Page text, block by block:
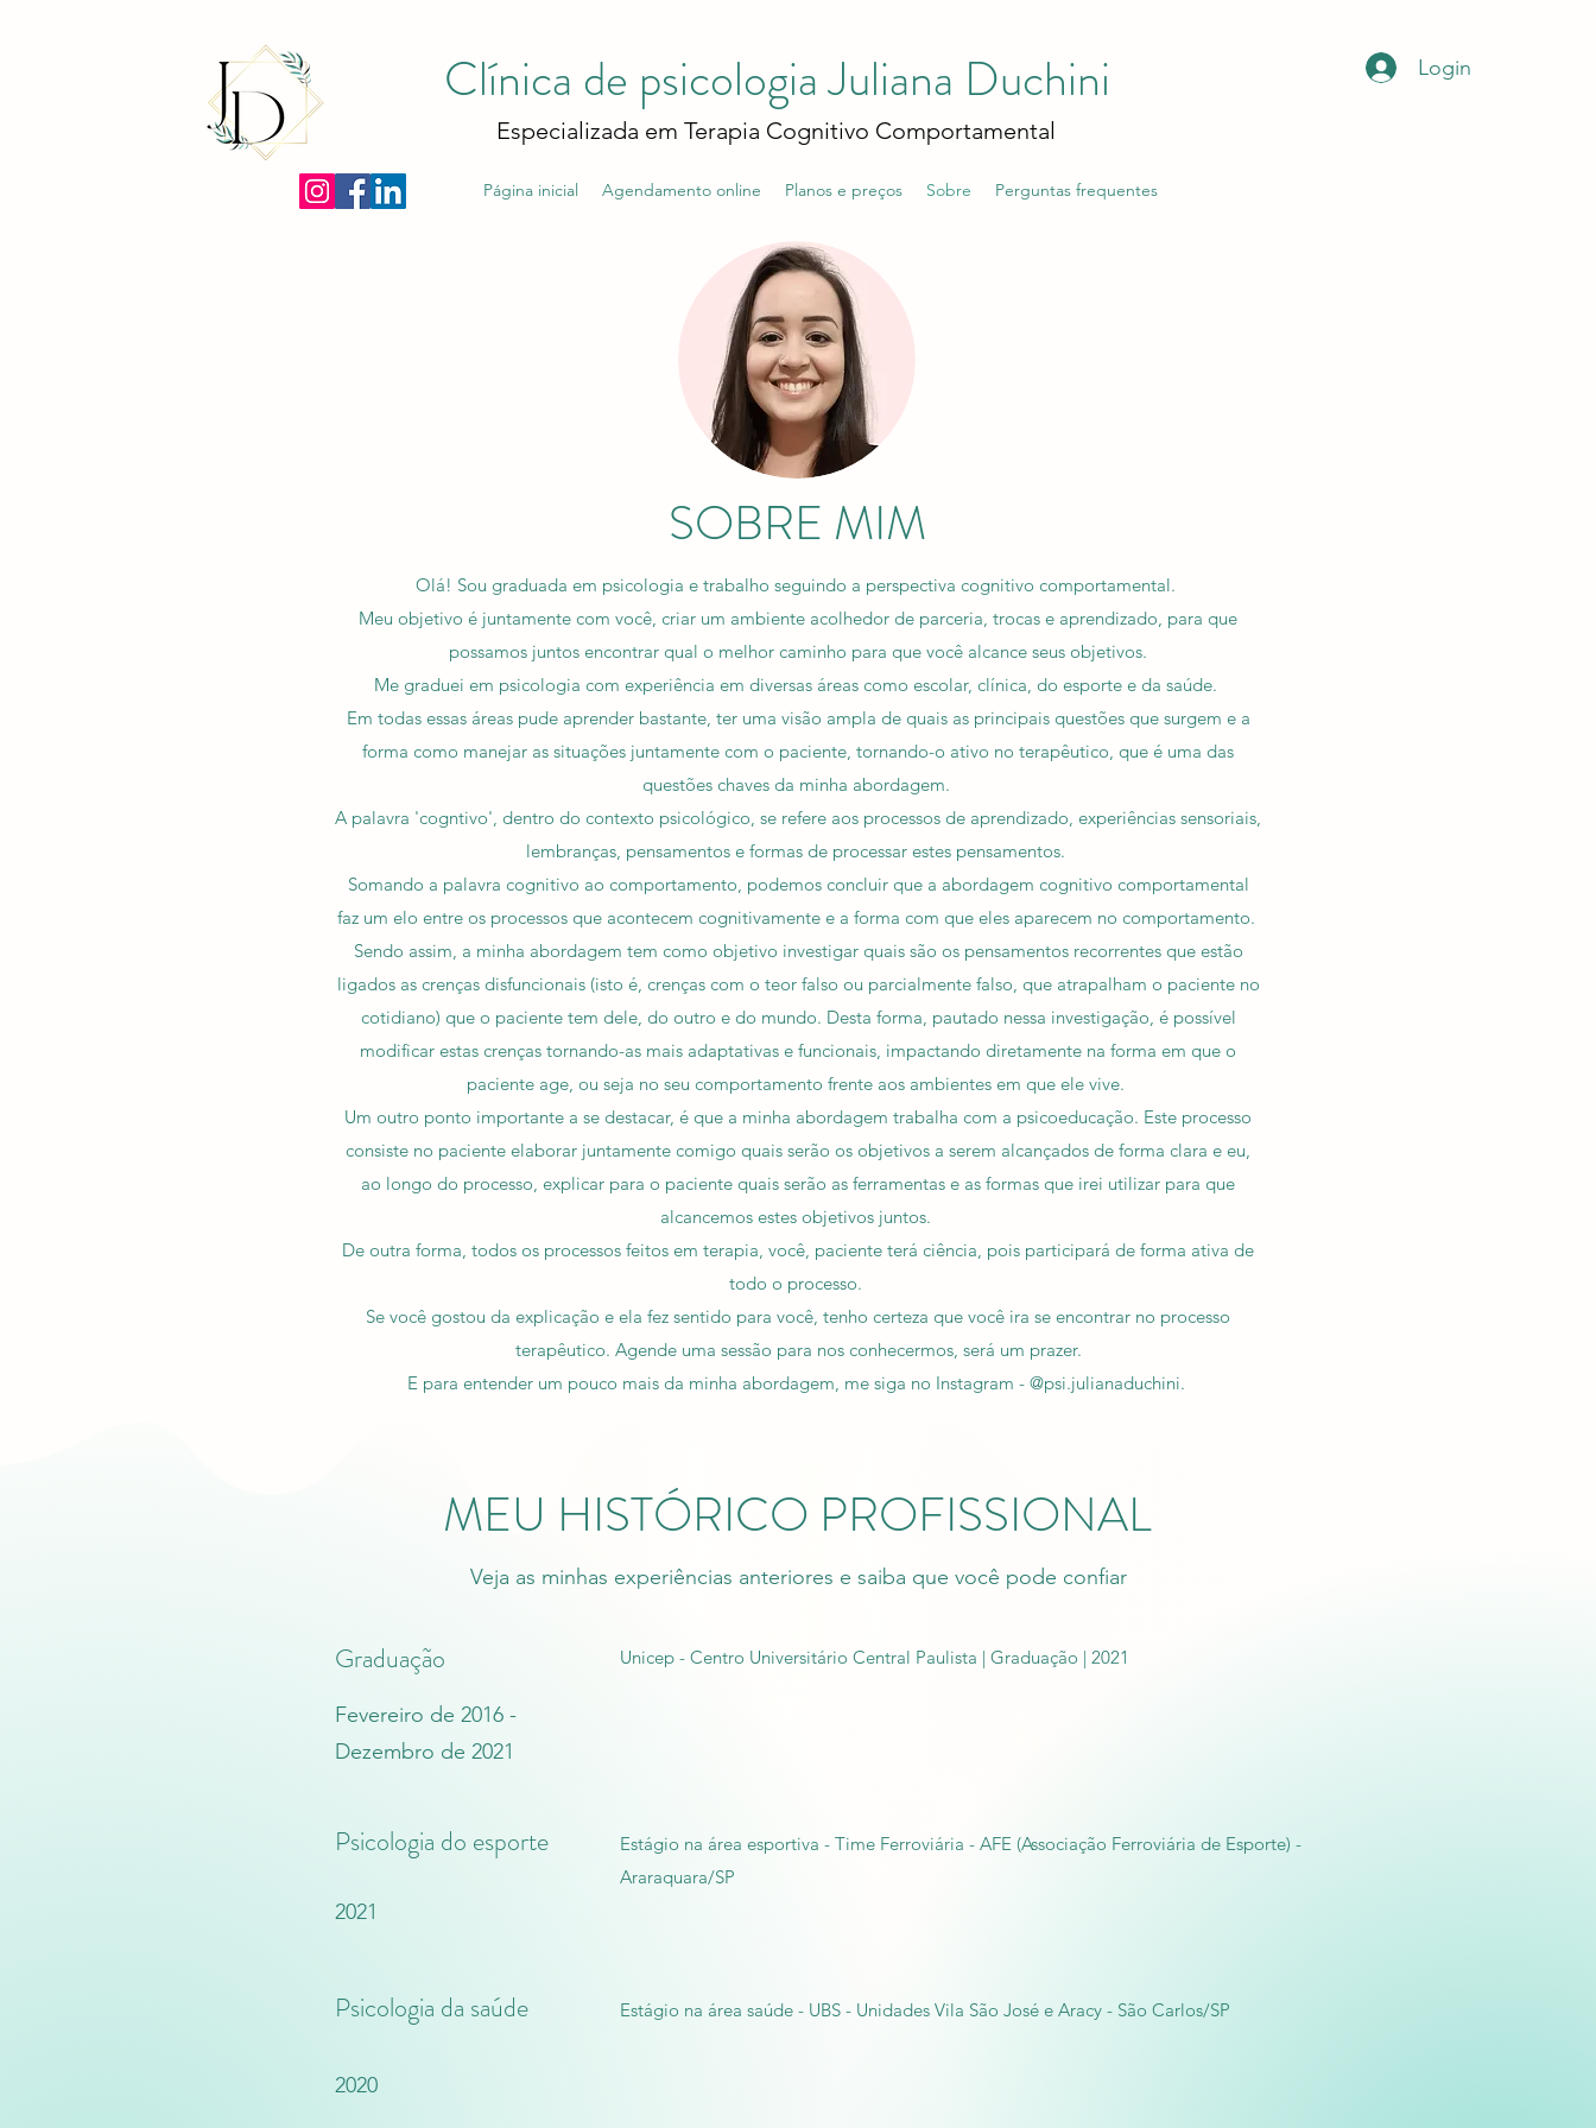
Clínica de psicologiaJuliana Duchini
Especializada em Terapia Cognitivo Comportamental
Login
Página inicial Agendamento online Planos e preços Sobre Perguntas frequentes
SOBRE MIM
Olá! Sou graduada em psicologia e trabalho seguindo a perspectiva cognitivo comportamental.
Meu objetivo é juntamente com você, criar um ambiente acolhedor de parceria, trocas e aprendizado, para que
possamos juntos encontrar qual o melhor caminho para que você alcance seus objetivos.
Me graduei em psicologia com experiência em diversas áreas como escolar, clínica, do esporte e da saúde.
Em todas essas áreas pude aprender bastante, ter uma visão ampla de quais as principais questões que surgem e a
forma como manejar as situações juntamente com o paciente, tornando-o ativo no terapêutico, que é uma das
questões chaves da minha abordagem.
A palavra 'cogntivo', dentro do contexto psicológico, se refere aos processos de aprendizado, experiências sensoriais,
lembranças, pensamentos e formas de processar estes pensamentos.
Somando a palavra cognitivo ao comportamento, podemos concluir que a abordagem cognitivo comportamental
faz um elo entre os processos que acontecem cognitivamente e a forma com que eles aparecem no comportamento.
Sendo assim, a minha abordagem tem como objetivo investigar quais são os pensamentos recorrentes que estão
ligados as crenças disfuncionais (isto é, crenças com o teor falso ou parcialmente falso, que atrapalham o paciente no
cotidiano) que o paciente tem dele, do outro e do mundo. Desta forma, pautado nessa investigação, é possível
modificar estas crenças tornando-as mais adaptativas e funcionais, impactando diretamente na forma em que o
paciente age, ou seja no seu comportamento frente aos ambientes em que ele vive.
Um outro ponto importante a se destacar, é que a minha abordagem trabalha com a psicoeducação. Este processo
consiste no paciente elaborar juntamente comigo quais serão os objetivos a serem alcançados de forma clara e eu,
ao longo do processo, explicar para o paciente quais serão as ferramentas e as formas que irei utilizar para que
alcancemos estes objetivos juntos.
De outra forma, todos os processos feitos em terapia, você, paciente terá ciência, pois participará de forma ativa de
todo o processo.
Se você gostou da explicação e ela fez sentido para você, tenho certeza que você ira se encontrar no processo
terapêutico. Agende uma sessão para nos conhecermos, será um prazer.
E para entender um pouco mais da minha abordagem, me siga no Instagram - @psi.julianaduchini.
MEU HISTÓRICO PROFISSIONAL
Veja as minhas experiências anteriores e saiba que você pode confiar
Graduação Unicep - Centro Universitário Central Paulista | Graduação | 2021
Fevereiro de 2016 -
Dezembro de 2021
Psicologia do esporte
Estágio na área esportiva - Time Ferroviária - AFE (Associação Ferroviária de Esporte) -
Araraquara/SP
2021
Psicologia da saúde Estágio na área saúde - UBS - Unidades Vila São José e Aracy - São Carlos/SP
2020